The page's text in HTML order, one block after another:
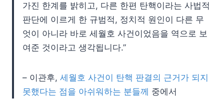
가진 한계를 밝히고, 다른 한편 탄핵이라는 사법적
판단에 이르게 한 규범적, 정치적 원인이 다른 무
엇이 아니라 바로 세월호 사건이었음을 역으로 보
여준 것이라고 생각됩니다.”
– 이관후, 세월호 사건이 탄핵 판결의 근거가 되지
못했다는 점을 아쉬워하는 분들께 중에서